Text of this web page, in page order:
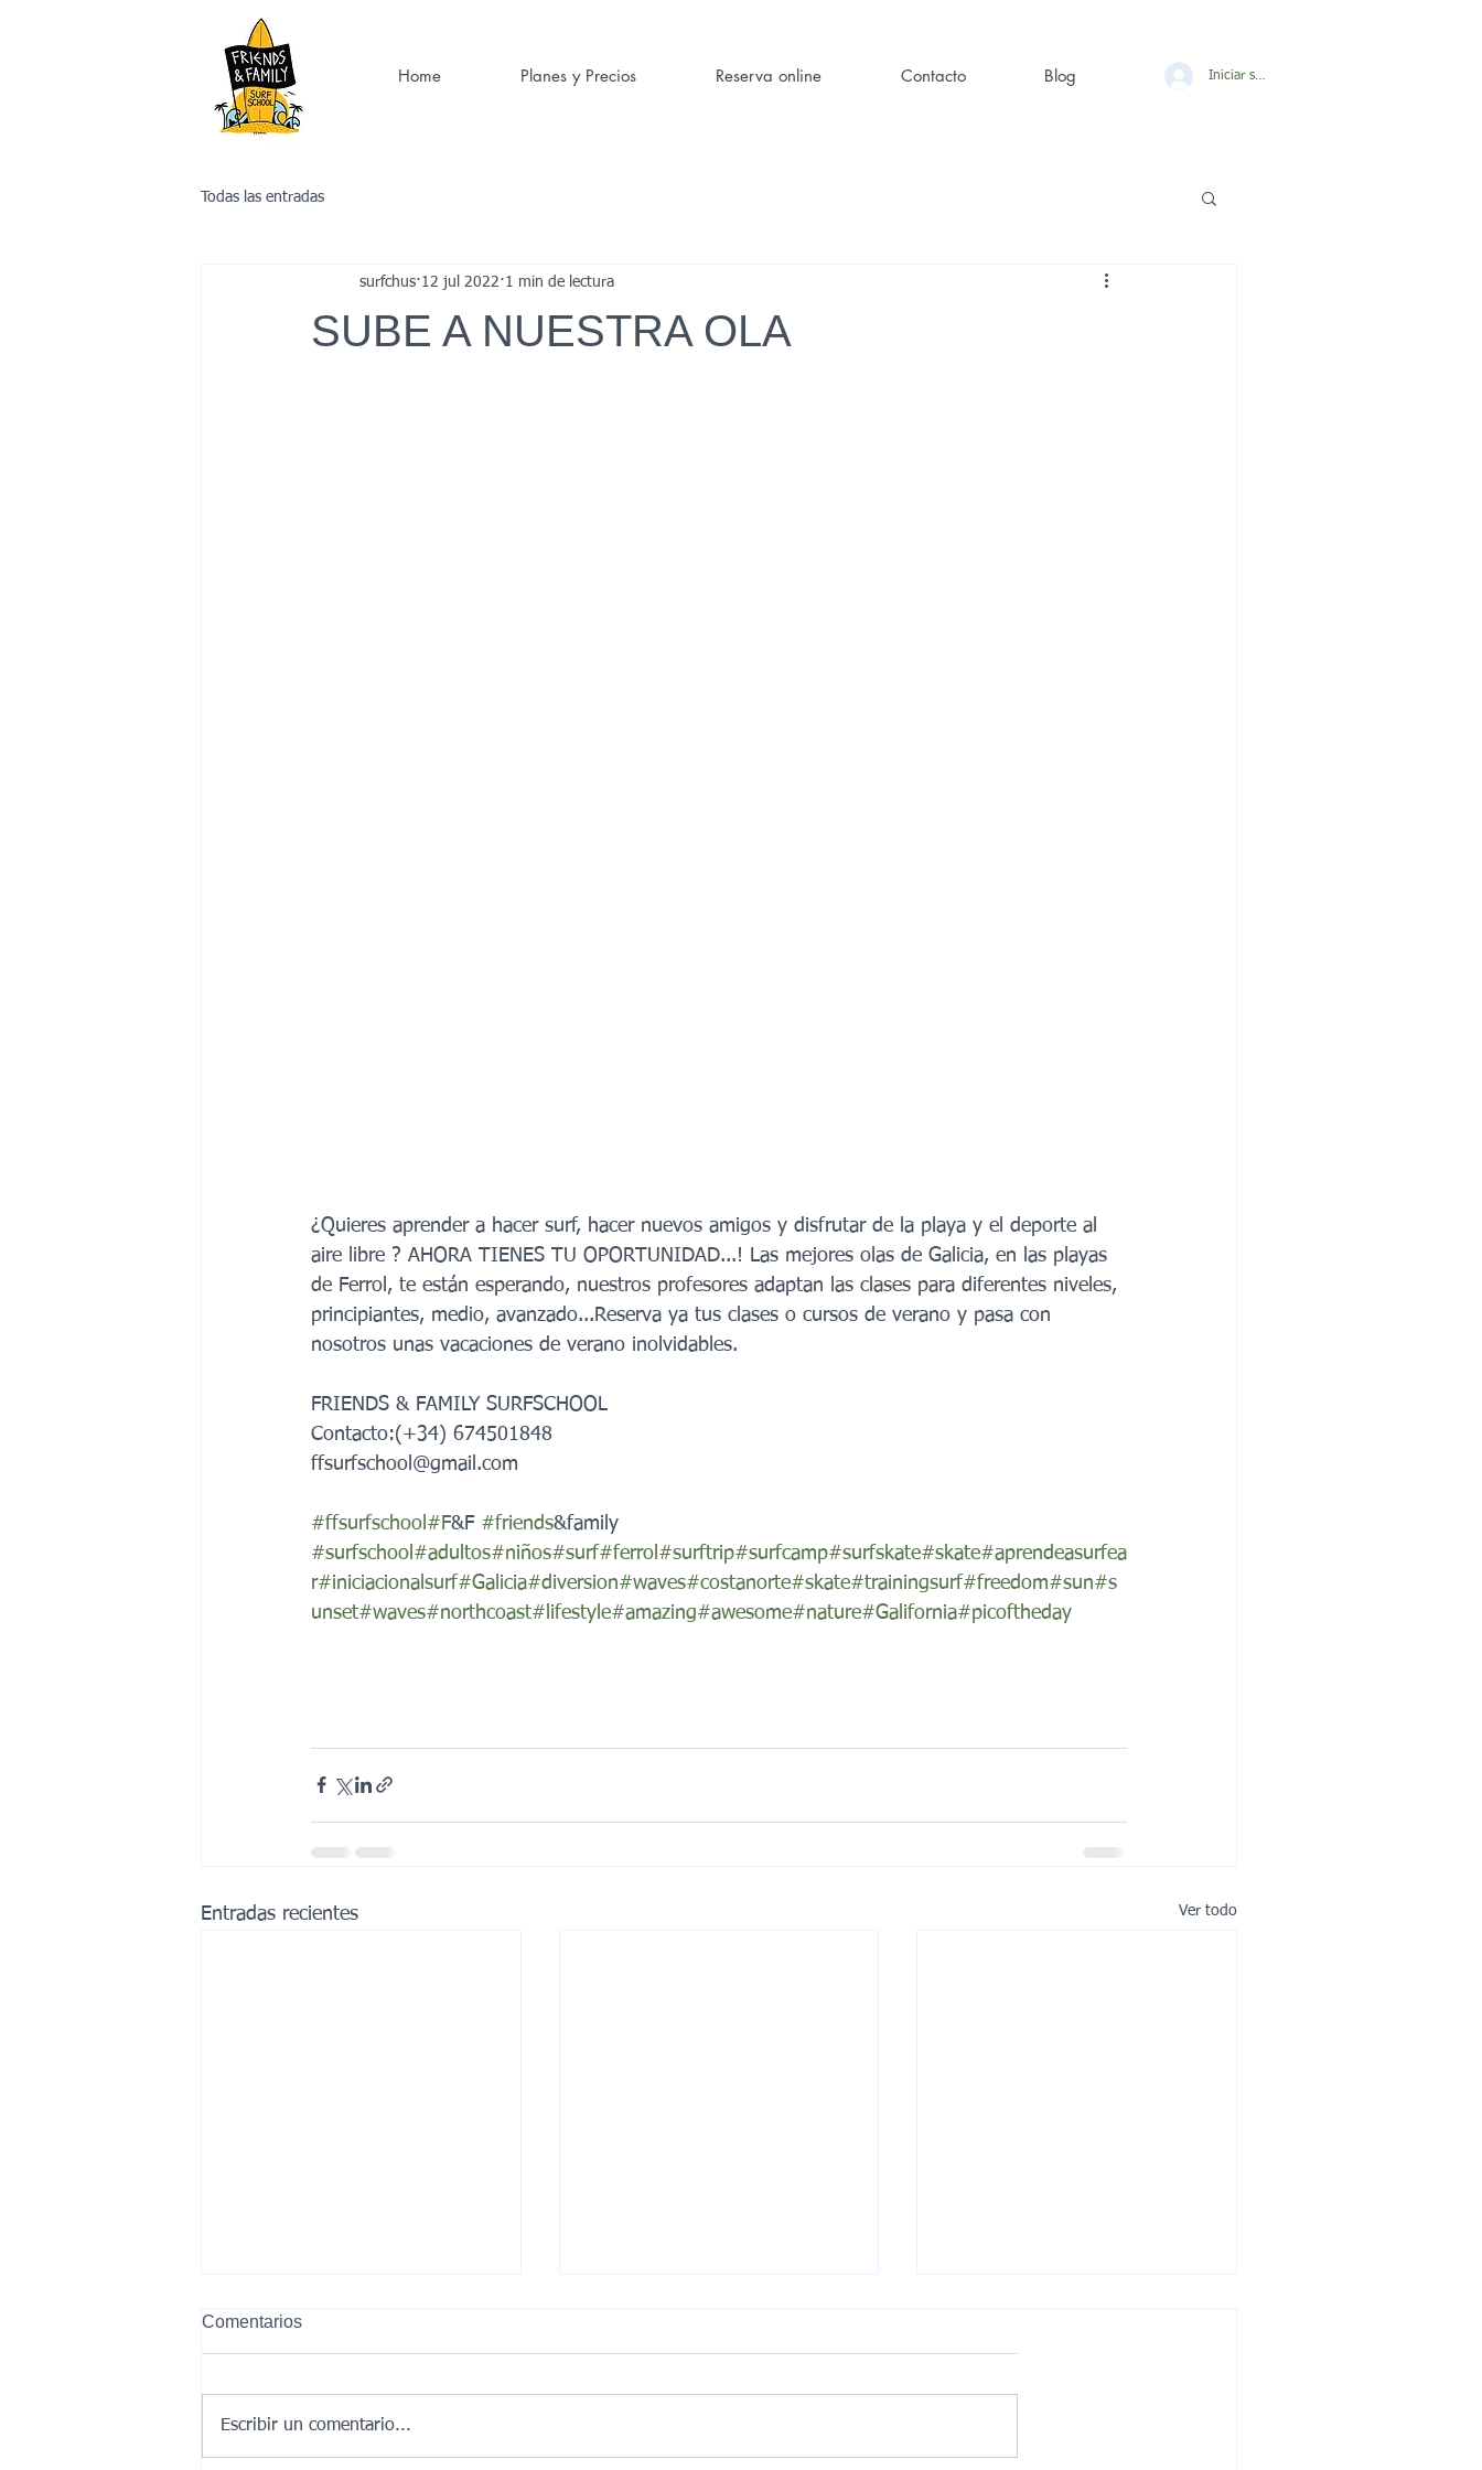
Home Planes y Precios Reserva online Contacto Blog Iniciar sesión
Todas las entradas
SUBE A NUESTRA OLA
surfchus 12 jul 2022 1 min de lectura
¿Quieres aprender a hacer surf, hacer nuevos amigos y disfrutar de la playa y el deporte al
aire libre ? AHORA TIENES TU OPORTUNIDAD...! Las mejores olas de Galicia, en las playas
de Ferrol, te están esperando, nuestros profesores adaptan las clases para diferentes niveles,
principiantes, medio, avanzado...Reserva ya tus clases o cursos de verano y pasa con
nosotros unas vacaciones de verano inolvidables.
FRIENDS & FAMILY SURFSCHOOL
Contacto:(+34) 674501848
ffsurfschool@gmail.com
#ffsurfschool #F&F #friends&family
#surfschool #adultos#niños#surf#ferrol #surftrip#surfcamp#surfskate#skate#aprendeasurfea
r#iniciacionalsurf#Galicia#diversion#waves#costanorte#skate#trainingsurf#freedom#sun#s
unset#waves#northcoast#lifestyle#amazing#awesome#nature#Galifornia#picoftheday
Entradas recientes Ver todo
Comentarios
Escribir un comentario...